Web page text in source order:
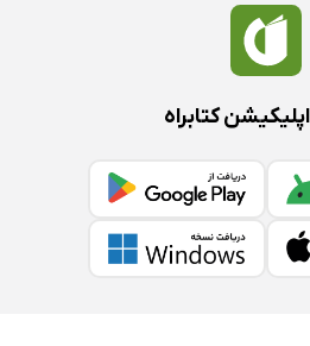
کتابراه